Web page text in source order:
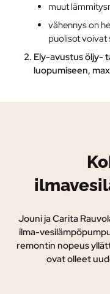
muut
vähennys on
puolisot voivat
Ely-avustusöljy-
luopumiseen,
Jouni ja Carita
ilma-
remontin nopeus
ovat olleet